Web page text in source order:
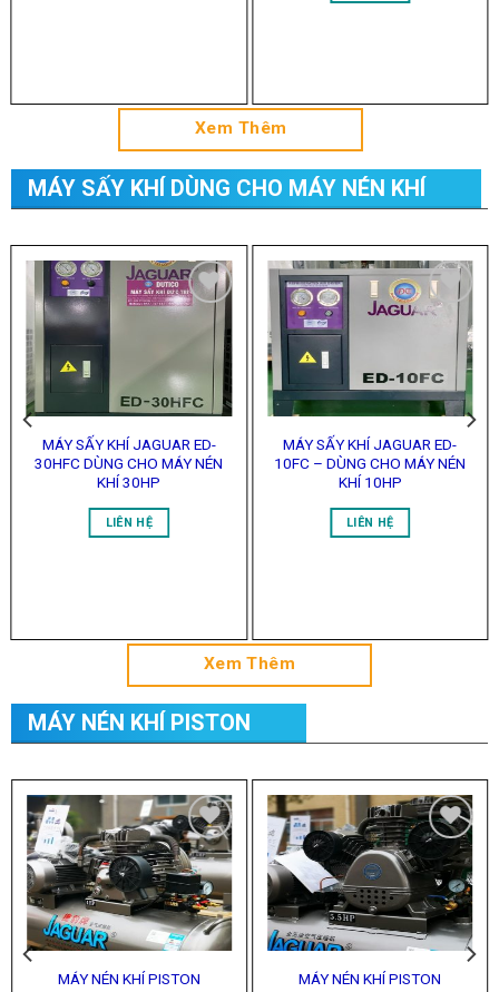
Xem Thêm
MÁY SẤY KHÍ DÙNG CHO MÁY NÉN KHÍ
Wishlist
MÁY SẤY KHÍ JAGUAR ED-
30HFC DÙNG CHO MÁY NÉN
KHÍ 30HP
Add to
Wishlist
MÁY SẤY KHÍ JAGUAR ED-
10FC – DÙNG CHO MÁY NÉN
KHÍ 10HP
Xem Thêm
MÁY NÉN KHÍ PISTON
Add to
Wishlist
MÁY NÉN KHÍ PISTON
JAGUAR 4HP
Add to
Wishlist
MÁY NÉN KHÍ PISTON
JAGUAR 5.5HP